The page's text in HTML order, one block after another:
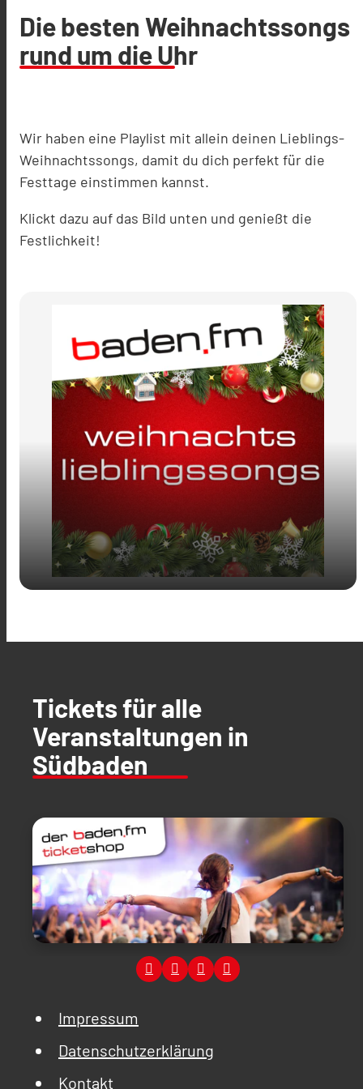
Die besten Weihnachtssongs
rund um die Uhr
Wir haben eine Playlist mit allein deinen Lieblings-
Weihnachtssongs, damit du dich perfekt für die
Festtage einstimmen kannst.
Klickt dazu auf das Bild unten und genießt die
Festlichkeit!
Tickets für alle
Veranstaltungen in
Südbaden
Impressum
Datenschutzerklärung
Kontakt